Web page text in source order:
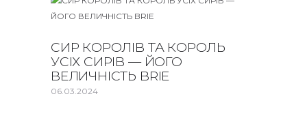
СИР КОРОЛІВ ТА КОРОЛЬ
УСІХ СИРІВ — ЙОГО
ВЕЛИЧНІСТЬ BRIE
06.03.2024